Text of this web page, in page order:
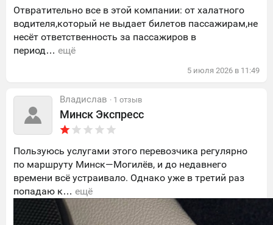
Отвратительно все в этой компании: от халатного
водителя,который не выдает билетов пассажирам,не
несёт ответственность за пассажиров в
период… ещё
5 июля 2026 в 11:49
Владислав · 1 отзыв
Минск Экспресс
Пользуюсь услугами этого перевозчика регулярно
по маршруту Минск—Могилёв, и до недавнего
времени всё устраивало. Однако уже в третий раз
попадаю к… ещё